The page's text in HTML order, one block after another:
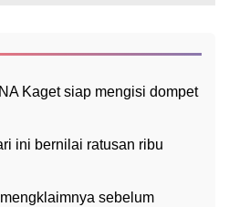
Kaget siap mengisi dompet
ini bernilai ratusan ribu
sebelum